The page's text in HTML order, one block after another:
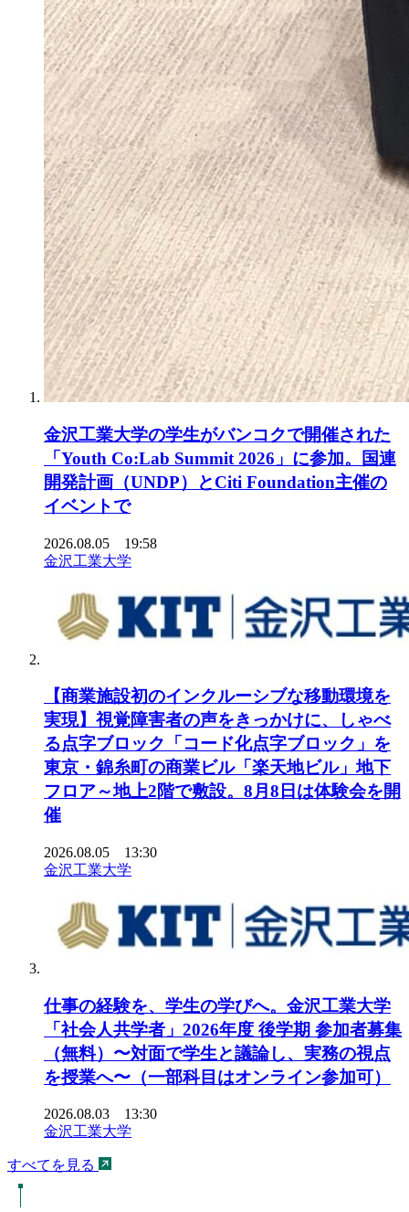
金沢工業大学の学生がバンコクで開催された
「Youth Co:Lab Summit 2026」に参加。国連
開発計画（UNDP）とCiti Foundation主催の
イベントで
2026.08.05 19:58
金沢工業大学
【商業施設初のインクルーシブな移動環境を
実現】視覚障害者の声をきっかけに、しゃべ
る点字ブロック「コード化点字ブロック」を
東京・錦糸町の商業ビル「楽天地ビル」地下
フロア～地上2階で敷設。8月8日は体験会を開
催
2026.08.05 13:30
金沢工業大学
仕事の経験を、学生の学びへ。金沢工業大学
「社会人共学者」2026年度 後学期 参加者募集
（無料）〜対面で学生と議論し、実務の視点
を授業へ〜（一部科目はオンライン参加可）
2026.08.03 13:30
金沢工業大学
すべてを見る